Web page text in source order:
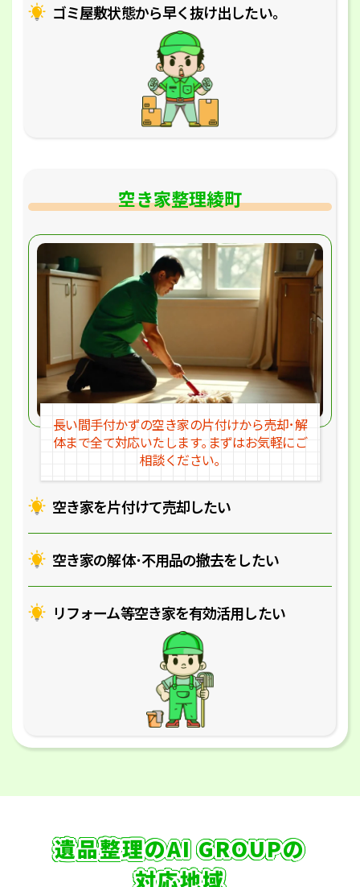
ゴミ屋敷状態から早く抜け出したい｡
空き家整理綾町
空き家を片付けて売却したい
空き家の解体･不用品の撤去をしたい
リフォーム等空き家を有効活用したい
長い間手付かずの空き家の片付けから売却･解
体まで全て対応いたします｡ まずはお気軽にご
相談ください｡
遺品整理のAI GROUPの
対応地域